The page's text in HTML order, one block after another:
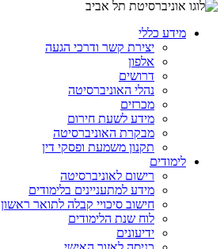
מידע כללי
יצירת קשר ודרכי הגעה
אלפון
דרושים
נהלי האוניברסיטה
מכרזים
מידע לשעת חירום
מבקרת האוניברסיטה
תקנון משמעת ופסקי דין
לימודים
רישום לאוניברסיטה
מידע למתעניינים בלימודים
חישוב סיכויי קבלה לתואר ראשון
לוח שנת הלימודים
ידיעונים